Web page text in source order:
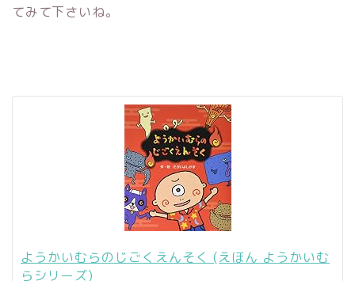
てみて下さいね。
ようかいむらのじごくえんそく (えほん ようかいむ
らシリーズ)